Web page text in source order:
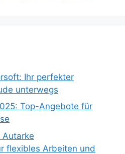
Ihr perfekter
unterwegs
Top-Angebote für
Autarke
flexibles Arbeiten und